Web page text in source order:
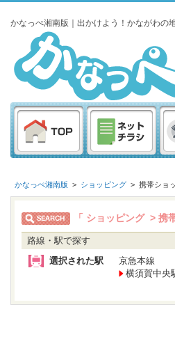
かなっぺ湘南版｜出かけよう！かながわの
かなっぺ湘南版 > ショッピング > 携帯ショ
「 ショッピング > 携
路線・駅で探す
選択された駅
京急本線
横須賀中央